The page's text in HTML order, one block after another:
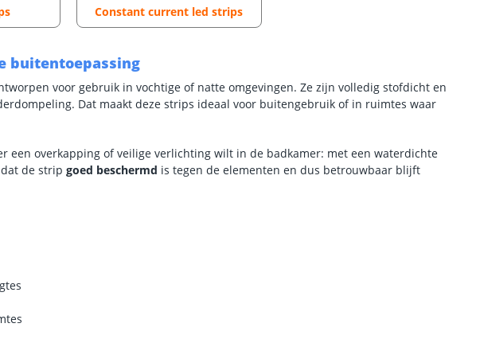
Constant current led strips
buitentoepassing
voor gebruik in vochtige of natte omgevingen. Ze zijn volledig stofdicht en
Dat maakt deze strips ideaal voor buitengebruik of in ruimtes waar
overkapping of veilige verlichting wilt in de badkamer: met een waterdichte
de strip goed beschermd is tegen de elementen en dus betrouwbaar blijft